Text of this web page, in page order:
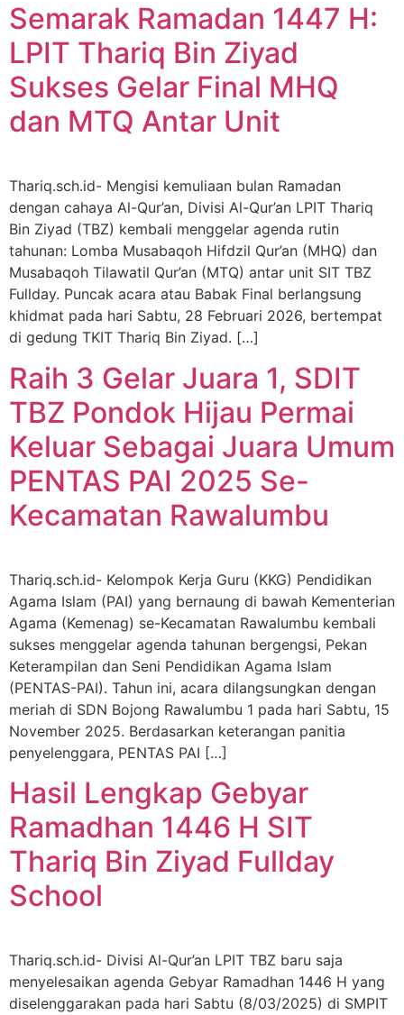
Semarak Ramadan 1447 H:
LPIT Thariq Bin Ziyad
Sukses Gelar Final MHQ
dan MTQ Antar Unit
Thariq.sch.id- Mengisi kemuliaan bulan Ramadan
dengan cahaya Al-Qur’an, Divisi Al-Qur’an LPIT Thariq
Bin Ziyad (TBZ) kembali menggelar agenda rutin
tahunan: Lomba Musabaqoh Hifdzil Qur’an (MHQ) dan
Musabaqoh Tilawatil Qur’an (MTQ) antar unit SIT TBZ
Fullday. Puncak acara atau Babak Final berlangsung
khidmat pada hari Sabtu, 28 Februari 2026, bertempat
di gedung TKIT Thariq Bin Ziyad. […]
Raih 3 Gelar Juara 1, SDIT
TBZ Pondok Hijau Permai
Keluar Sebagai Juara Umum
PENTAS PAI 2025 Se-
Kecamatan Rawalumbu
Thariq.sch.id- Kelompok Kerja Guru (KKG) Pendidikan
Agama Islam (PAI) yang bernaung di bawah Kementerian
Agama (Kemenag) se-Kecamatan Rawalumbu kembali
sukses menggelar agenda tahunan bergengsi, Pekan
Keterampilan dan Seni Pendidikan Agama Islam
(PENTAS-PAI). Tahun ini, acara dilangsungkan dengan
meriah di SDN Bojong Rawalumbu 1 pada hari Sabtu, 15
November 2025. Berdasarkan keterangan panitia
penyelenggara, PENTAS PAI […]
Hasil Lengkap Gebyar
Ramadhan 1446 H SIT
Thariq Bin Ziyad Fullday
School
Thariq.sch.id- Divisi Al-Qur’an LPIT TBZ baru saja
menyelesaikan agenda Gebyar Ramadhan 1446 H yang
diselenggarakan pada hari Sabtu (8/03/2025) di SMPIT